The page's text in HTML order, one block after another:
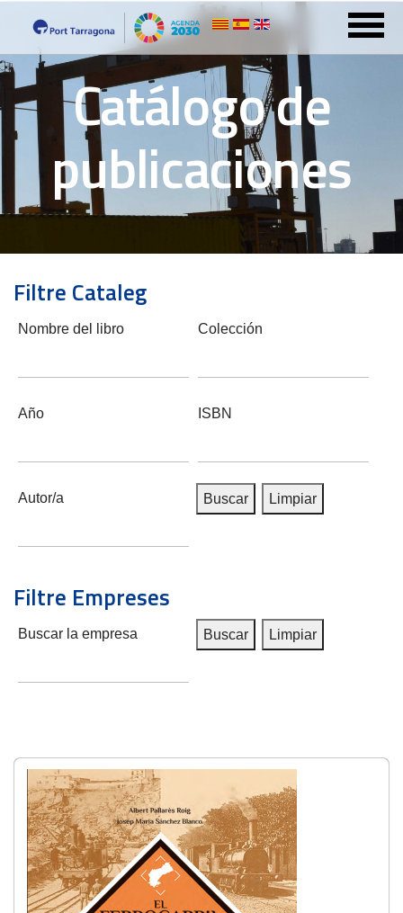
Catálogo de
publicaciones
Filtre Cataleg
Nombre del libro Colección
Año ISBN
Autor/a Buscar Limpiar
Filtre Empreses
Buscar la empresa Buscar Limpiar